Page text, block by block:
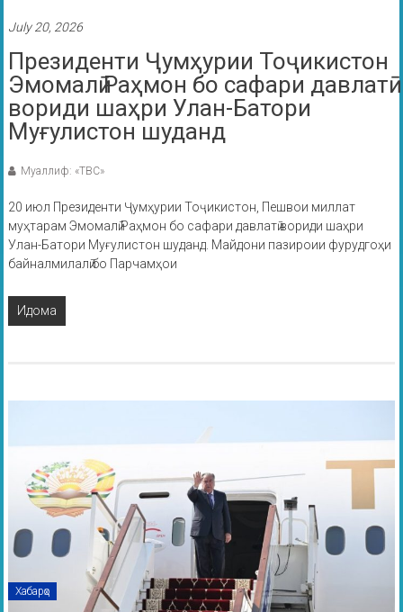
July 20, 2026
Президенти Ҷумҳурии Тоҷикистон
Эмомалӣ Раҳмон бо сафари давлатӣ
вориди шаҳри Улан-Батори
Муғулистон шуданд
Муаллиф: «ТВС»
20 июл Президенти Ҷумҳурии Тоҷикистон, Пешвои миллат
муҳтарам Эмомалӣ Раҳмон бо сафари давлатӣ вориди шаҳри
Улан-Батори Муғулистон шуданд. Майдони пазироии фурудгоҳи
байналмилалӣ бо Парчамҳои
Идома
Хабарҳо